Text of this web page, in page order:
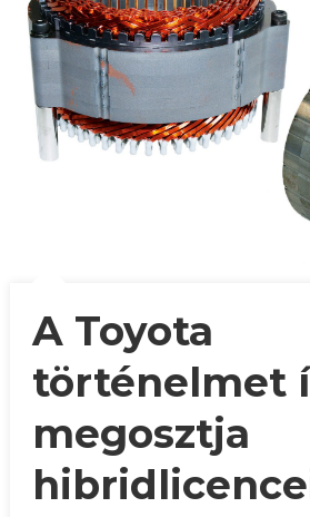
A Toyota
történelmet
megosztja